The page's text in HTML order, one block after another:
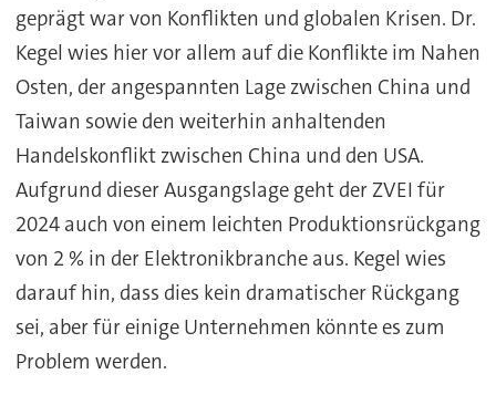
geprägt war von Konflikten und globalen Krisen. Dr.
Kegel wies hier vor allem auf die Konflikte im Nahen
Osten, der angespannten Lage zwischen China und
Taiwan sowie den weiterhin anhaltenden
Handelskonflikt zwischen China und den USA.
Aufgrund dieser Ausgangslage geht der ZVEI für
2024 auch von einem leichten Produktionsrückgang
von 2 % in der Elektronikbranche aus. Kegel wies
darauf hin, dass dies kein dramatischer Rückgang
sei, aber für einige Unternehmen könnte es zum
Problem werden.